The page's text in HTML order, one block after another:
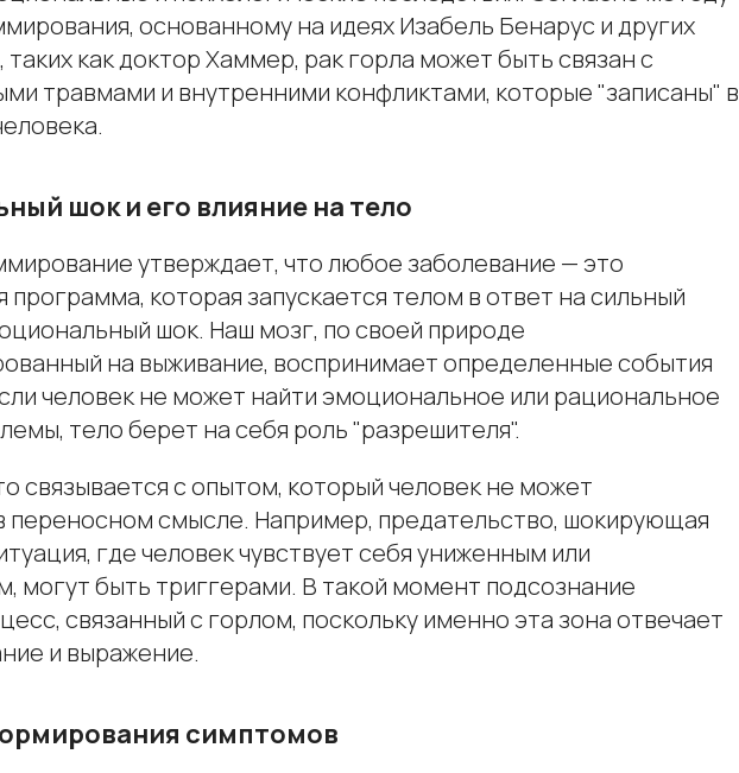
основанному на идеях Изабель Бенарус и других
как доктор Хаммер, рак горла может быть связан с
травмами и внутренними конфликтами, которые "записаны" в
шок и его влияние на тело
утверждает, что любое заболевание — это
программа, которая запускается телом в ответ на сильный
шок. Наш мозг, по своей природе
на выживание, воспринимает определенные события
человек не может найти эмоциональное или рациональное
тело берет на себя роль "разрешителя".
связывается с опытом, который человек не может
переносном смысле. Например, предательство, шокирующая
где человек чувствует себя униженным или
могут быть триггерами. В такой момент подсознание
связанный с горлом, поскольку именно эта зона отвечает
и выражение.
симптомов